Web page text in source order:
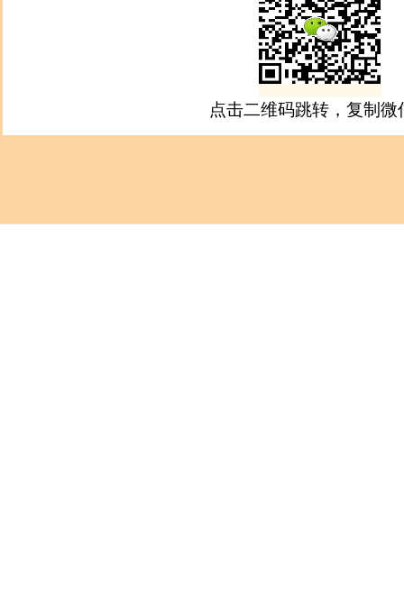
点击二维码跳转，复制微